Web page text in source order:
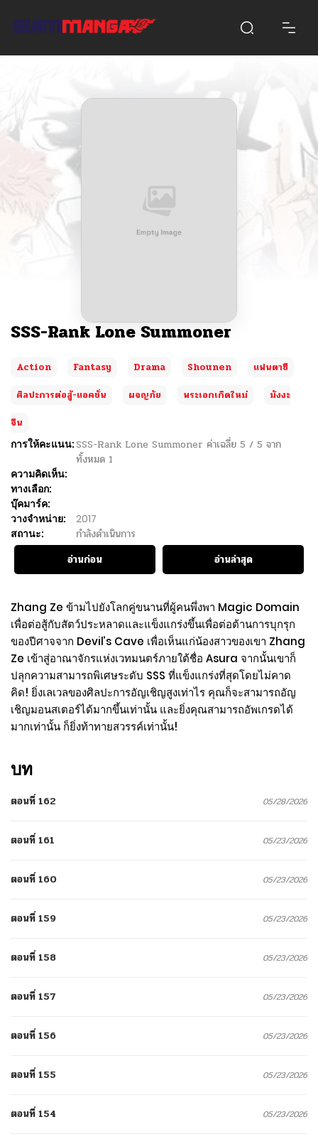
SSS-Rank Lone Summoner
Action Fantasy Drama Shounen
แฟนตาซี
ศิลปะการต่อสู้-แอคชั่น
ผจญภัย พระเอกเกิดใหม่
มังงะ
จีน
การให้คะแนน:SSS-Rank Lone Summoner ค่าเฉลี่ย 5 / 5 จาก
ทั้งหมด 1
ความคิดเห็น:
ทางเลือก:
บุ๊คมาร์ค:
วางจำหน่าย:
2017
สถานะ:
กำลังดำเนินการ
อ่านก่อน
อ่านล่าสุด
Zhang Ze ข้ามไปยังโลกคู่ขนานที่ผู้คนพึ่งพา Magic Domain
เพื่อต่อสู้กับสัตว์ประหลาดและแข็งแกร่งขึ้นเพื่อต่อต้านการบุกรุก
ของปีศาจจาก Devil’s Cave เพื่อเห็นแก่น้องสาวของเขา Zhang
Ze เข้าสู่อาณาจักรแห่งเวทมนตร์ภายใต้ชื่อ Asura จากนั้นเขาก็
ปลุกความสามารถพิเศษระดับ SSS ที่แข็งแกร่งที่สุดโดยไม่คาด
คิด! ยิ่งเลเวลของศิลปะการอัญเชิญสูงเท่าไร คุณก็จะสามารถอัญ
เชิญมอนสเตอร์ได้มากขึ้นเท่านั้น และยิ่งคุณสามารถอัพเกรดได้
มากเท่านั้น ก็ยิ่งท้าทายสวรรค์เท่านั้น!
บท
ตอนที่ 162 05/28/2026
ตอนที่ 161 05/23/2026
ตอนที่ 160 05/23/2026
ตอนที่ 159 05/23/2026
ตอนที่ 158 05/23/2026
ตอนที่ 157 05/23/2026
ตอนที่ 156 05/23/2026
ตอนที่ 155 05/23/2026
ตอนที่ 154 05/23/2026